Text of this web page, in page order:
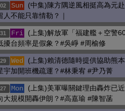
Sun
(中集)陳方隅逆風相挺高為元
人不能只靠情勒？｜
Fri
(上集)解放軍「福建艦＋空警
擾台頻率是假象？#吳崢 #周榆修
Wed
(上集)賴清德隨時提供協助熊
宇加開班機疏運？#林秉宥 #尹乃菁
Mon
(上集)美軍曝關鍵理由轟炸已
大規模開轟伊朗？#高嘉瑜 #陳智菡